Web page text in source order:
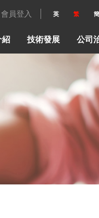
紹 技術發展 公司
會員登入 英 繁 簡